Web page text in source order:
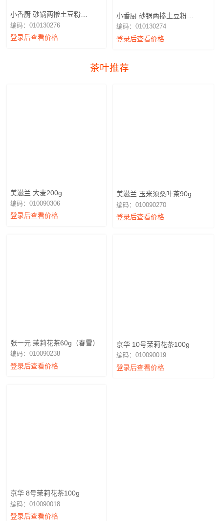
小香厨 砂锅两掺土豆粉
256g（红油麻酱）
编码：010130276
登录后查看价格
小香厨 砂锅两掺土豆粉
256g（老母鸡汤）
编码：010130274
登录后查看价格
茶叶推荐
美滋兰 大麦200g
编码：010090306
登录后查看价格
美滋兰 玉米须桑叶茶90g
编码：010090270
登录后查看价格
张一元 茉莉花茶60g（春雪）
编码：010090238
登录后查看价格
京华 10号茉莉花茶100g
编码：010090019
登录后查看价格
京华 8号茉莉花茶100g
编码：010090018
登录后查看价格